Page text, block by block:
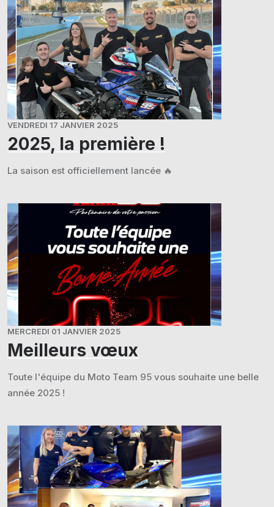
VENDREDI 17 JANVIER 2025
2025, la première !
La saison est officiellement lancée 🔥
MERCREDI 01 JANVIER 2025
Meilleurs vœux
Toute l'équipe du Moto Team 95 vous souhaite une belle
année 2025 !